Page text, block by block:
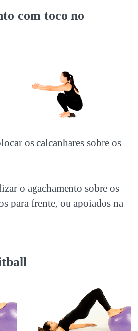
com toco no
os calcanhares sobre os
o agachamento sobre os
para frente, ou apoiados na